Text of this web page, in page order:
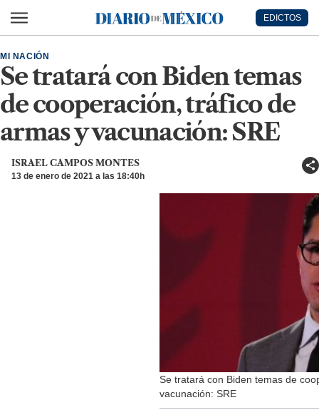
Diario de México
EDICTOS
Se tratará con Biden temas
de cooperación, tráfico de
armas y vacunación: SRE
MI NACIÓN
ISRAEL CAMPOS MONTES
13 de enero de 2021 a las 18:40h
Se tratará con Biden temas de
vacunación: SRE